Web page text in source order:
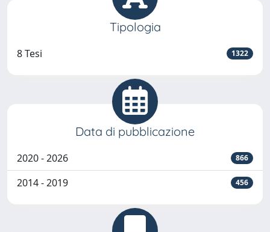
Tipologia
8 Tesi 1322
Data di pubblicazione
2020 - 2026 866
2014 - 2019 456